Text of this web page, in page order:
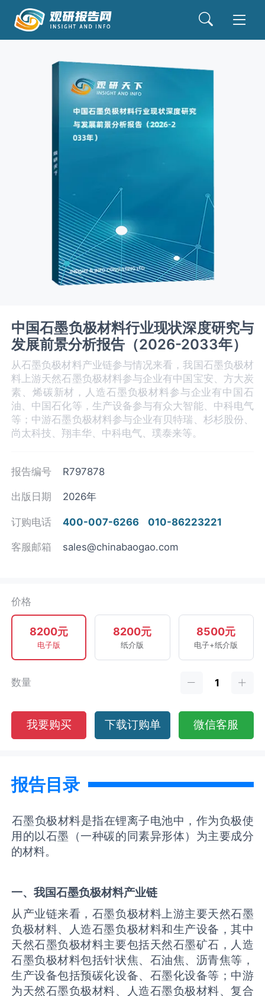
中国石墨负极材料行业现状深度研究与
发展前景分析报告（2026-2033年）
从石墨负极材料产业链参与情况来看，我国石墨负极材
料上游天然石墨负极材料参与企业有中国宝安、方大炭
素、烯碳新材，人造石墨负极材料参与企业有中国石
油、中国石化等，生产设备参与有众大智能、中科电气
等；中游石墨负极材料参与企业有贝特瑞、杉杉股份、
尚太科技、翔丰华、中科电气、璞泰来等。
报告编号 R797878
出版日期 2026年
订购电话 400-007-6266 010-86223221
客服邮箱 sales@chinabaogao.com
价格
8200元
电子版
8200元
纸介版
8500元
电子+纸介版
数量
我要购买 下载订购单 微信客服
报告目录
‌‌石墨负极材料是指在锂离子电池中，作为负极使
用的以石墨（一种碳的同素异形体）为主要成分
的材料。
一、我国石墨负极材料产业链
从产业链来看，石墨负极材料上游主要天然石墨
负极材料、人造石墨负极材料和生产设备，其中
天然石墨负极材料主要包括天然石墨矿石，人造
石墨负极材料包括针状焦、石油焦、沥青焦等，
生产设备包括预碳化设备、石墨化设备等；中游
为天然石墨负极材料、人造石墨负极材料、复合